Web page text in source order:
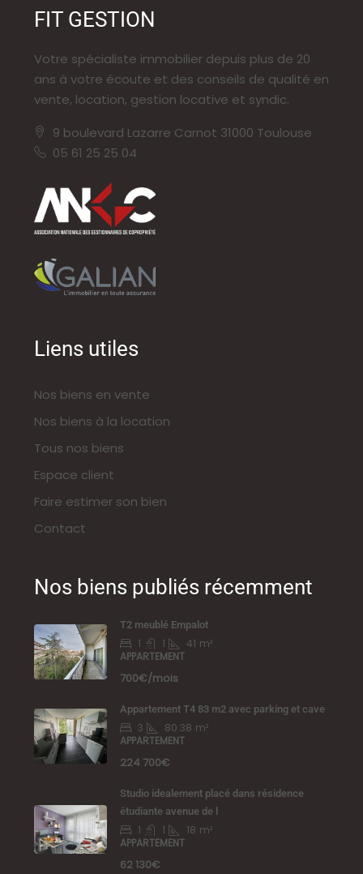
FIT GESTION
Votre spécialiste immobilier depuis plus de 20
ans à votre écoute et des conseils de qualité en
vente, location, gestion locative et syndic.
9 boulevard Lazarre Carnot 31000 Toulouse
05 61 25 25 04
Liens utiles
Nos biens en vente
Nos biens à la location
Tous nos biens
Espace client
Faire estimer son bien
Contact
Nos biens publiés récemment
T2 meublé Empalot
1 1 41 m²
APPARTEMENT
700€/mois
Appartement T4 83 m2 avec parking et cave
3 80.38 m²
APPARTEMENT
224 700€
Studio idealement placé dans résidence
étudiante avenue de l
1 1 18 m²
APPARTEMENT
62 130€